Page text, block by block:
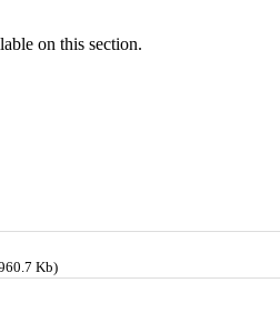
on this section.
Kb)